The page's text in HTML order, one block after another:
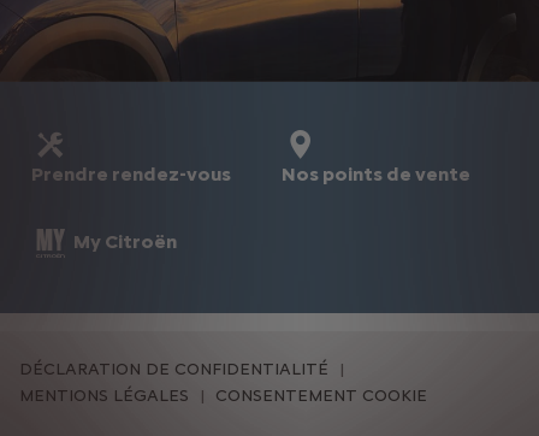
Prendre rendez-vous Nos points de vente
My Citroën
DÉCLARATION DE CONFIDENTIALITÉ
MENTIONS LÉGALES
CONSENTEMENT COOKIE